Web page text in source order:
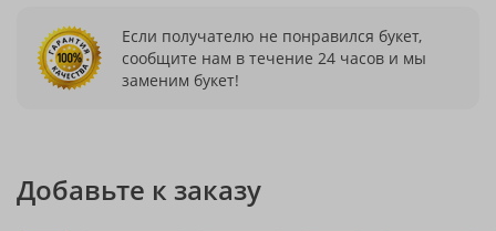
Если получателю не понравился букет,
сообщите нам в течение 24 часов и мы
заменим букет!
Добавьте к заказу